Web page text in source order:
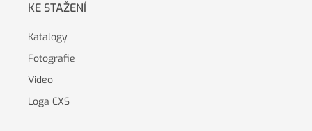
KE STAŽENÍ
Katalogy
Fotografie
Video
Loga CXS